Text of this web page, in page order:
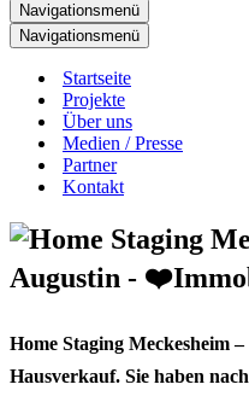
Navigationsmenü
Navigationsmenü
Startseite
Projekte
Über uns
Medien / Presse
Partner
Kontakt
Home Staging Meckesheim
Hausverkauf. Sie haben